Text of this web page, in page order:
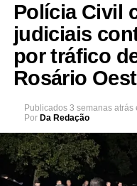
Polícia Civil
judiciais
por tráfico
Rosário
Publicados 3 semanas atrás
Por Da Redação